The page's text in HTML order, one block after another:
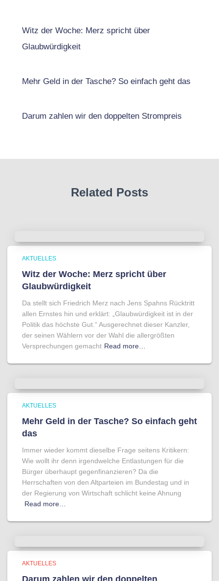
Witz der Woche: Merz spricht über
Glaubwürdigkeit
Mehr Geld in der Tasche? So einfach geht das
Darum zahlen wir den doppelten Strompreis
Related Posts
AKTUELLES
Witz der Woche: Merz spricht über
Glaubwürdigkeit
Da stellt sich Friedrich Merz nach Jens Spahns Rücktritt
allen Ernstes hin und erklärt: „Glaubwürdigkeit ist in der
Politik das höchste Gut.“ Ausgerechnet dieser Kanzler,
der seinen Wählern vor der Wahl die allergrößten
Versprechungen gemacht Read more…
AKTUELLES
Mehr Geld in der Tasche? So einfach geht
das
Immer wieder kommt dieselbe Frage seitens Kritikern:
Wie wollt ihr denn irgendwelche Entlastungen für die
Bürger überhaupt gegenfinanzieren? Da die
Herrschaften von den Altparteien im Bundestag und in
der Regierung von Wirtschaft schlicht keine Ahnung
Read more…
AKTUELLES
Darum zahlen wir den doppelten